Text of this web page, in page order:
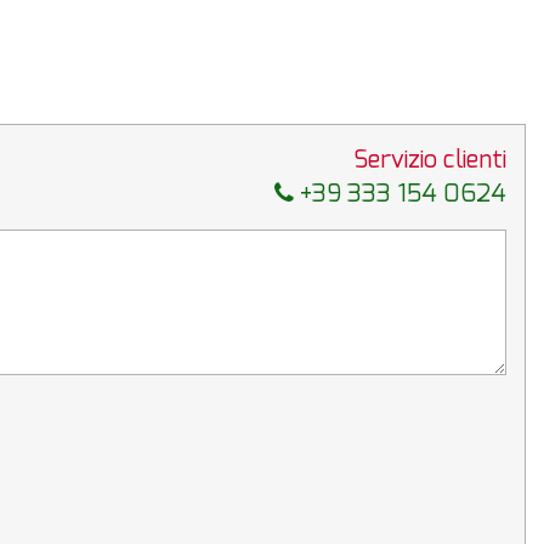
Servizio clienti
+39 333 154 0624